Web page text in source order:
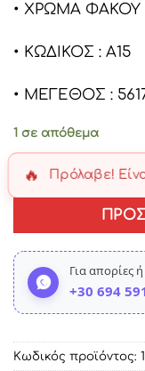
• ΧΡΩΜΑ
• ΚΩΔΙΚΟΣ : Α15
• ΜΕΓΕΘΟΣ :
1 σε απόθεμα
🔥 Πρόλαβε!
Για απορίες
+30 694
Κωδικός προϊόντος: